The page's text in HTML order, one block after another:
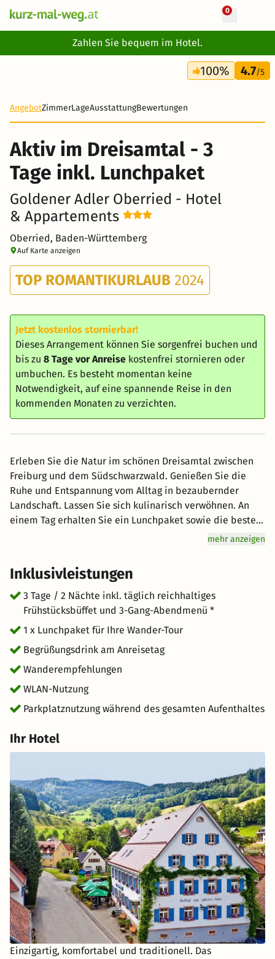
0
Zahlen Sie bequem im Hotel.
3 Tage
252 €
100% 4.7/5
AngebotZimmerLageAusstattungBewertungen
Aktiv im Dreisamtal - 3
Tage inkl. Lunchpaket
Goldener Adler Oberried - Hotel
& Appartements
Oberried, Baden-Württemberg
Auf Karte anzeigen
TOP ROMANTIKURLAUB 2024
Jetzt kostenlos stornierbar!
Dieses Arrangement können Sie sorgenfrei buchen und
bis zu 8 Tage vor Anreise kostenfrei stornieren oder
umbuchen. Es besteht momentan keine
Notwendigkeit, auf eine spannende Reise in den
kommenden Monaten zu verzichten.
Erleben Sie die Natur im schönen Dreisamtal zwischen
Freiburg und dem Südschwarzwald. Genießen Sie die
Ruhe und Entspannung vom Alltag in bezaubernder
Landschaft. Lassen Sie sich kulinarisch verwöhnen. An
einem Tag erhalten Sie ein Lunchpaket sowie die besten
Aufenthalt über einen Mittwoch wird Ihnen der Preis vom
Abendessen gutgeschrieben. Das Abendessen kann an
diesen Tagen in Restaurants in der Nähe eingenommen
werden.
mehr anzeigen
Inklusivleistungen
3 Tage / 2 Nächte inkl. täglich reichhaltiges
Frühstücksbüffet und 3-Gang-Abendmenü *
1 x Lunchpaket für Ihre Wander-Tour
Begrüßungsdrink am Anreisetag
Wanderempfehlungen
WLAN-Nutzung
Parkplatznutzung während des gesamten Aufenthaltes
Ihr Hotel
Einzigartig, komfortabel und traditionell. Das